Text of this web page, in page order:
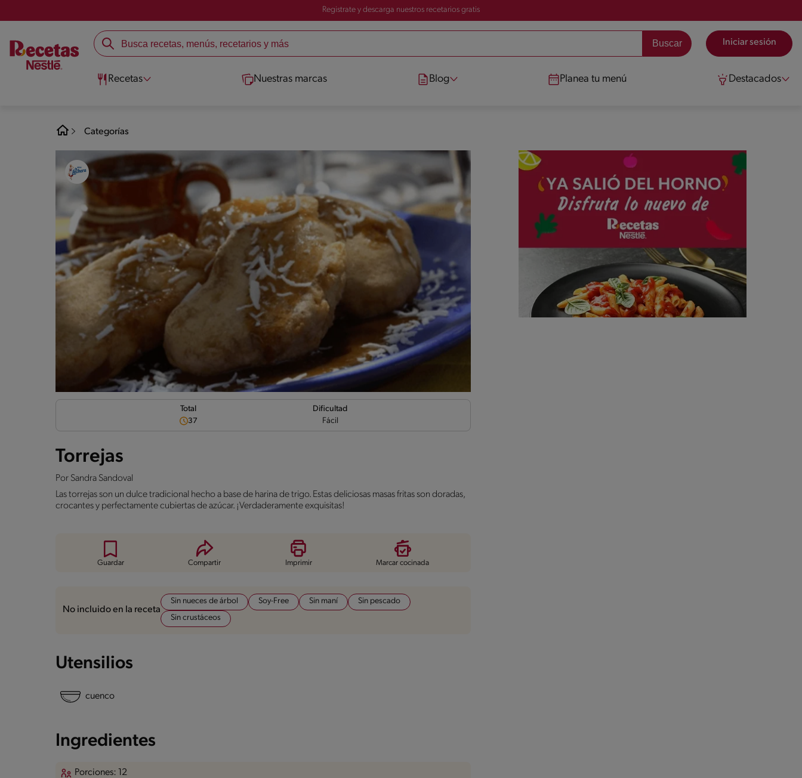
Registrate y descarga nuestros recetarios gratis
Iniciar sesión
Recetas Nuestras marcas Blog Planea tu menú Destacados
Categorías
Total
37
Dificultad
Fácil
Torrejas
Por Sandra Sandoval
Las torrejas son un dulce tradicional hecho a base de harina de trigo. Estas deliciosas masas fritas son doradas,
crocantes y perfectamente cubiertas de azúcar. ¡Verdaderamente exquisitas!
Guardar Compartir Imprimir Marcar cocinada
No incluido en la receta
Sin nueces de árbol Soy-Free Sin maní
Sin pescado
Sin crustáceos
Utensilios
cuenco
Ingredientes
Porciones: 12